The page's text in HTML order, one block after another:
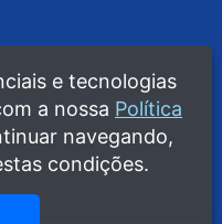
e tecnologias
a nossa Política
navegando,
condições.